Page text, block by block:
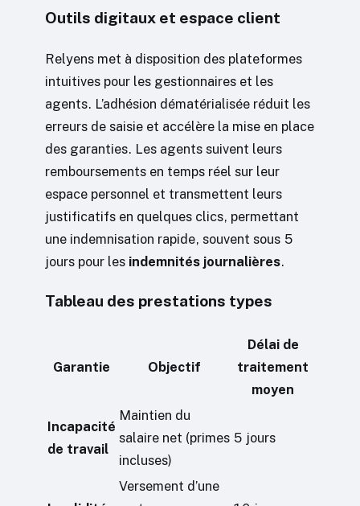
Outils digitaux et espace client
Relyens met à disposition des plateformes
intuitives pour les gestionnaires et les
agents. L’adhésion dématérialisée réduit les
erreurs de saisie et accélère la mise en place
des garanties. Les agents suivent leurs
remboursements en temps réel sur leur
espace personnel et transmettent leurs
justificatifs en quelques clics, permettant
une indemnisation rapide, souvent sous 5
jours pour les indemnités journalières.
Tableau des prestations types
Garantie Objectif
Délai de
traitement
moyen
Incapacité
de travail
Maintien du
salaire net (primes
incluses)
5 jours
Versement d’une